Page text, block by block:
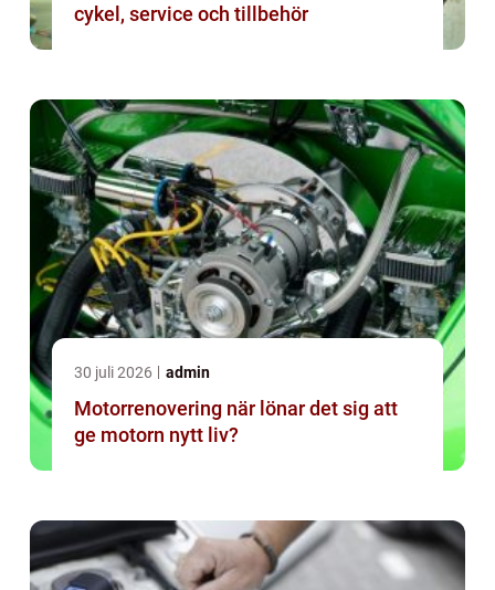
cykel, service och tillbehör
30 juli 2026 admin
Motorrenovering när lönar det sig att
ge motorn nytt liv?